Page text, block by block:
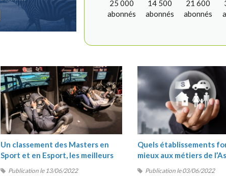
25 000
abonnés
14 500
abonnés
21 600
abonnés
Un classement des Masters en
Sport et en Esport, les meilleurs
Publication le 13/06/2022
Quels établissements
mieux aux métiers de
Publication le 03/06/2022